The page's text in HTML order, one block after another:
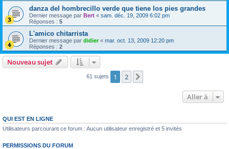
danza del hombrecillo verde que tiene los pies grandes
Dernier message par Bert « sam. déc. 19, 2009 6:02 pm
Réponses : 5
L'amico chitarrista
Dernier message par didier« mar. oct. 13, 2009 12:20 pm
Réponses : 2
Nouveau sujet
61 sujets 1 2
Aller à
QUI EST EN LIGNE
Utilisateurs parcourant ce forum : Aucun utilisateur enregistré et 5 invités
PERMISSIONS DU FORUM